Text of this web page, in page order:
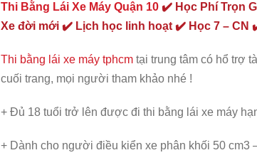
Thi Bằng Lái Xe Máy Quận 10 ✔️ Học Phí Trọn
Xe đời mới ✔️ Lịch học linh hoạt ✔️ Học 7 – CN
Thi bằng lái xe máy tphcm tại trung tâm có hổ trợ
cuối trang, mọi người tham khảo nhé !
+ Đủ 18 tuổi trở lên được đi thi bằng lái xe máy
+ Dành cho người điều kiển xe phân khối 50 cm3